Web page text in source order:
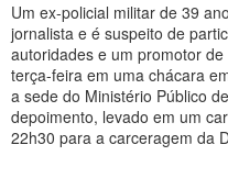
Um ex-policial militar de 39
jornalista e é suspeito de
autoridades e um promotor
terça-feira em uma chácara
a sede do Ministério Público
depoimento, levado em um
22h30 para a carceragem da